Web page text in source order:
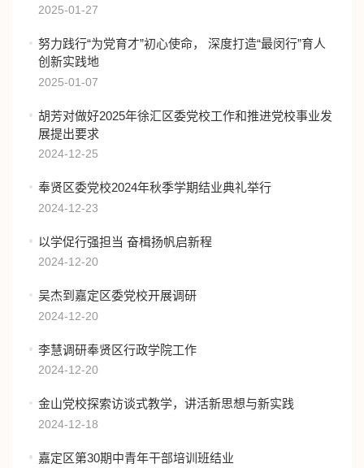
2025-01-27
努力践行“为党育才”初心使命， 深度打造“最闵行”育人
创新实践地
2025-01-07
胡芳对做好2025年徐汇区委党校工作和推进党校事业发
展提出要求
2024-12-25
奉贤区委党校2024年秋季学期结业典礼举行
2024-12-23
以学促行强担当 奋楫扬帆启新程
2024-12-20
吴杰到嘉定区委党校开展调研
2024-12-20
李慧调研奉贤区行政学院工作
2024-12-20
金山党校探索访谈式教学，讲活新思想与新实践
2024-12-18
嘉定区第30期中青年干部培训班结业